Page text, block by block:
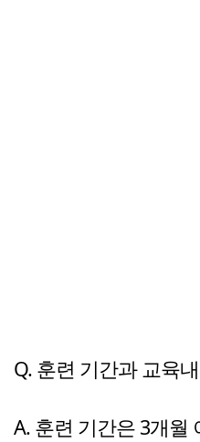
Q. 훈련 기간과 교육
A. 훈련 기간은 3개월